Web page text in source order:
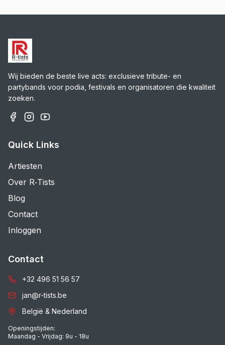
Wij bieden de beste live acts: exclusieve tribute- en
partybands voor podia, festivals en organisatoren die kwaliteit
zoeken.
Quick Links
Artiesten
Over R‑Tists
Blog
Contact
Inloggen
Contact
+32 496 51 56 57
jan@r-tists.be
België & Nederland
Openingstijden:
Maandag - Vrijdag: 9u - 18u